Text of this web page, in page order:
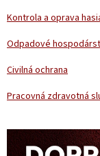
Kontrola a oprava
Odpadové
Civilná ochrana
Pracovná zdravotná